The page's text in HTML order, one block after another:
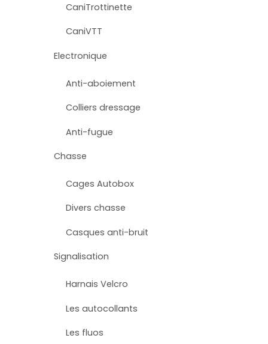
CaniTrottinette
CaniVTT
Electronique
Anti-aboiement
Colliers dressage
Anti-fugue
Chasse
Cages Autobox
Divers chasse
Casques anti-bruit
Signalisation
Harnais Velcro
Les autocollants
Les fluos